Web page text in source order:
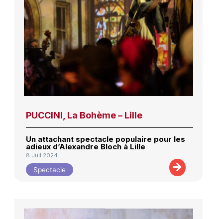
PUCCINI, La Bohème – Lille
Un attachant spectacle populaire pour les
adieux d’Alexandre Bloch à Lille
8 Juil 2024
Spectacle